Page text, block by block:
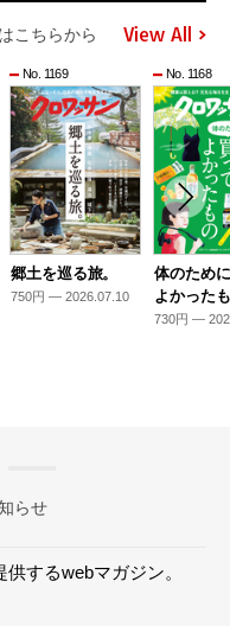
こちらから View All
No. 1169
郷土を巡る旅。
750円 — 2026.07.10
No. 1168
体のため
よかった
730円 —
らせ
供するwebマガジン。